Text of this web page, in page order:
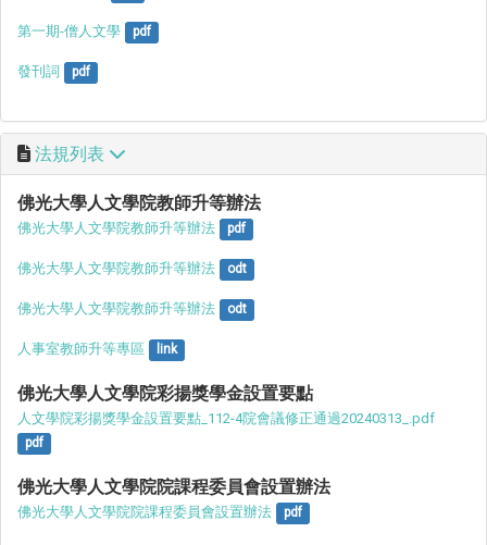
第一期-僧人文學 pdf
發刊詞 pdf
法規列表
佛光大學人文學院教師升等辦法
佛光大學人文學院教師升等辦法 pdf
佛光大學人文學院教師升等辦法 odt
佛光大學人文學院教師升等辦法 odt
人事室教師升等專區 link
佛光大學人文學院彩揚獎學金設置要點
人文學院彩揚獎學金設置要點_112-4院會議修正通過20240313_.pdf
pdf
佛光大學人文學院院課程委員會設置辦法
佛光大學人文學院院課程委員會設置辦法 pdf